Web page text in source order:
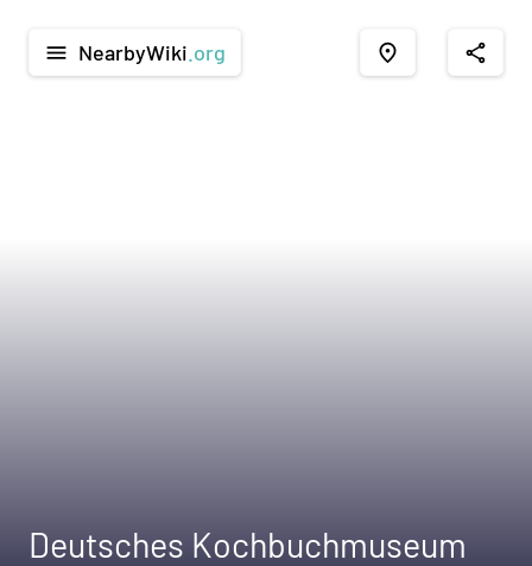
menu NearbyWiki .org place share
Deutsches Kochbuchmuseum